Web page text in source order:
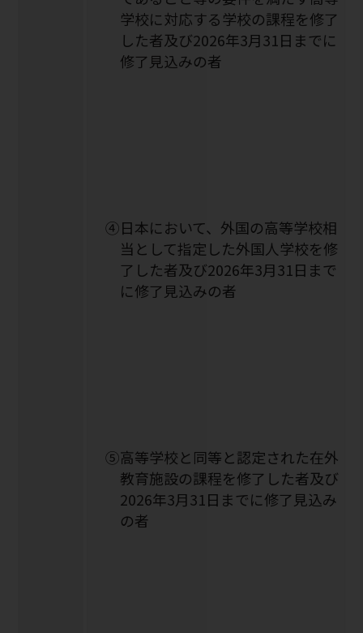
学校に対応する学校の課程を修了
した者及び2026年3月31日までに
修了見込みの者
➃日本において、外国の高等学校相
当として指定した外国人学校を修
了した者及び2026年3月31日まで
に修了見込みの者
➄高等学校と同等と認定された在外
教育施設の課程を修了した者及び
2026年3月31日までに修了見込み
の者